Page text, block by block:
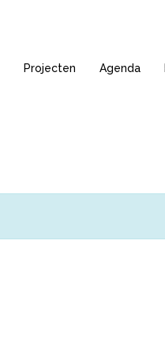
Projecten Agenda